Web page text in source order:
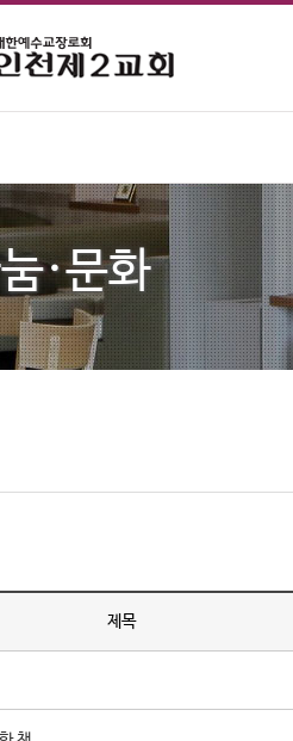
·문화
제목